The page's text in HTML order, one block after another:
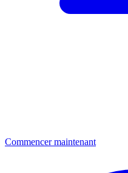
Commencer maintenant